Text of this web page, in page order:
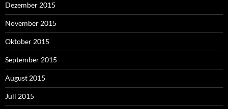
Dezember 2015
November 2015
Oktober 2015
September 2015
August 2015
Juli 2015